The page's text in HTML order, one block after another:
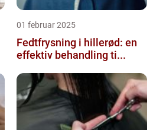
01 februar 2025
Fedtfrysning i hillerød: en
effektiv behandling ti...